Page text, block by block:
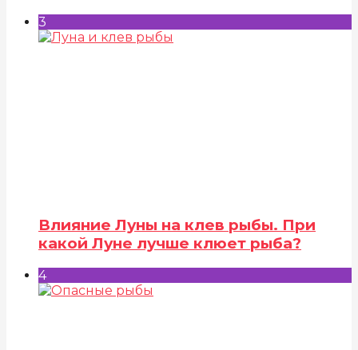
3
Влияние Луны на клев рыбы. При
какой Луне лучше клюет рыба?
4